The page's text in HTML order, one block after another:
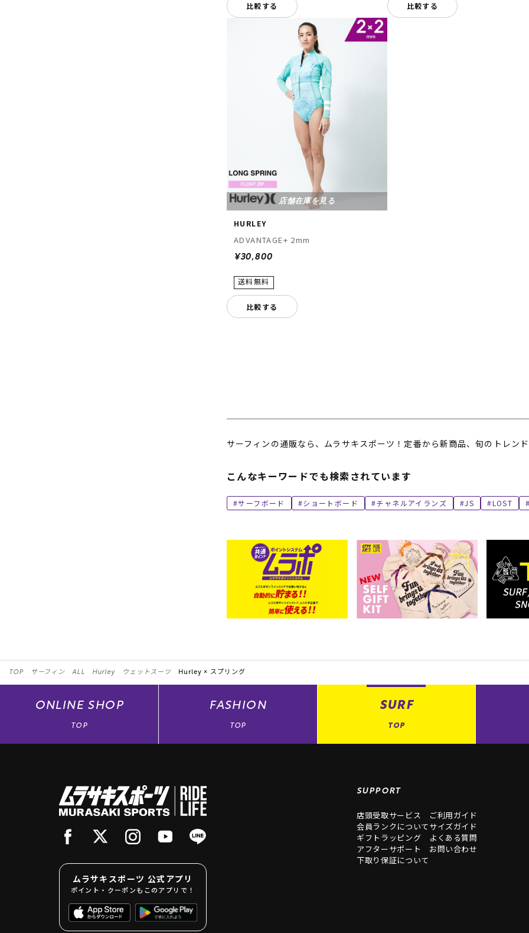
比較する 比較する
店舗在庫を見る
HURLEY
ADVANTAGE+ 2mm
¥30,800
比較する
サーフィンの通販なら、ムラサキスポーツ！定番から新商品、旬のトレン
こんなキーワードでも検索されています
サーフボード ショートボード チャネルアイランズ JS LOST
TOP サーフィン ALL Hurley ウェットスーツ Hurley × スプリング
ONLINE SHOP
TOP
FASHION
TOP
SURF
TOP
ムラサキスポーツ 公式アプリ
ポイント・クーポンもこのアプリで！
SUPPORT
店頭受取サービス
会員ランクについて
ギフトラッピング
アフターサポート
下取り保証について
ご利用ガイド
サイズガイド
よくある質問
お問い合わせ